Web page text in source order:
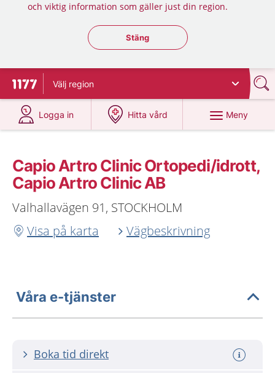
och viktig information som gäller just din region.
Stäng regionsväljaren
Stäng
Till startsidan för 1177
Välj region
Logga in
på 1177.se
Hitta vård
på 1177.se
Meny
Capio Artro Clinic Ortopedi/idrott,
Capio Artro Clinic AB
Valhallavägen 91, STOCKHOLM
Visa på karta
Vägbeskrivning
Våra e-tjänster
Boka tid direkt